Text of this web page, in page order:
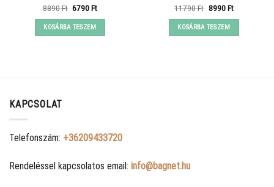
8890Ft Original
was:
8890 Ft.
6790FtCurrent
KOSÁRBA TESZEM
11790Ft Original
was:
11790 Ft.
8990FtCurrent
KOSÁRBA TESZEM
KAPCSOLAT
Telefonszám: +36209433720
Rendeléssel kapcsolatos email: info@bagnet.hu